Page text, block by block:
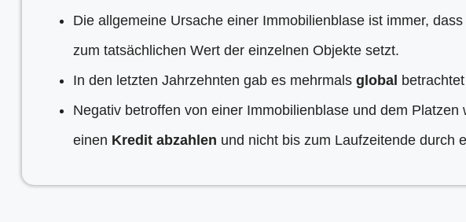
Die allgemeine Ursache einer Immobilienblase ist immer,
zum tatsächlichen Wert der einzelnen Objekte setzt.
In den letzten Jahrzehnten gab es mehrmals global betrachtet
Negativ betroffen von einer Immobilienblase und dem
einen Kredit abzahlen und nicht bis zum Laufzeitende durch